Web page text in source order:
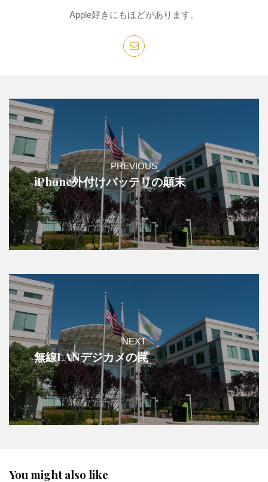
Apple好きにもほどがあります。
PREVIOUS
iPhone外付けバッテリの顛末
NEXT
無線LANデジカメの罠
You might also like